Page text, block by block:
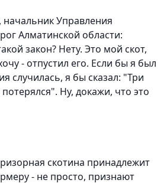
Управления
Алматинской области:
закон? Нету. Это мой скот,
- отпустил его. Если бы я был
случилась, я бы сказал: "Три
Ну, докажи, что это
скотина принадлежит
- не просто, признают